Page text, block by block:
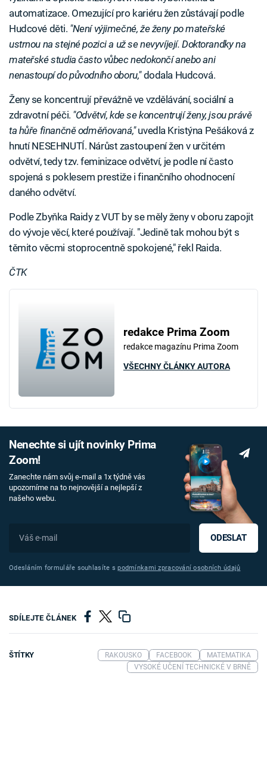
automatizace. Omezující pro kariéru žen zůstávají podle
Hudcové děti. "Není výjimečné, že ženy po mateřské
ustrnou na stejné pozici a už se nevyvíjejí. Doktorandky na
mateřské studia často vůbec nedokončí anebo ani
nenastoupí do původního oboru,"dodala Hudcová.
Ženy se koncentrují převážně ve vzdělávání, sociální a
zdravotní péči. "Odvětví, kde se koncentrují ženy, jsou právě
ta hůře finančně odměňovaná,"uvedla Kristýna Pešáková z
hnutí NESEHNUTÍ. Nárůst zastoupení žen v určitém
odvětví, tedy tzv. feminizace odvětví, je podle ní často
spojená s poklesem prestiže i finančního ohodnocení
daného odvětví.
Podle Zbyňka Raidy z VUT by se měly ženy v oboru zapojit
do vývoje věcí, které používají. "Jedině tak mohou být s
těmito věcmi stoprocentně spokojené," řekl Raida.
ČTK
redakce Prima Zoom
redakce magazínu Prima Zoom
VŠECHNY ČLÁNKY AUTORA
Nenechte si ujít novinky Prima
Zoom!
Zanechte nám svůj e-mail a 1x týdně vás
upozorníme na to nejnovější a nejlepší z
našeho webu.
ODESLAT
Odesláním formuláře souhlasíte spodmínkami zpracování osobních údajů
SDÍLEJTE ČLÁNEK
ŠTÍTKY RAKOUSKO FACEBOOK
MATEMATIKA
VYSOKÉ UČENÍ TECHNICKÉ V BRNĚ